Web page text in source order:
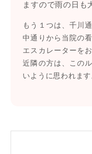
ますので雨の日も
もう１つは、千川
中通りから当院の
エスカレーターを
近隣の方は、この
いように思われます